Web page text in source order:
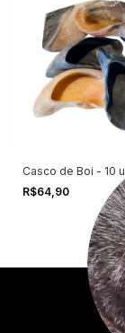
Casco de Boi - 10
R$64,90